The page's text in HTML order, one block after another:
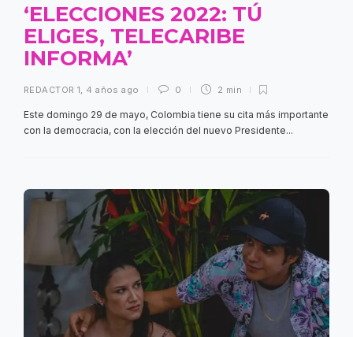
‘ELECCIONES 2022: TÚ
ELIGES, TELECARIBE
INFORMA’
REDACTOR 1, 4 años ago 0 2 min
Este domingo 29 de mayo, Colombia tiene su cita más importante
con la democracia, con la elección del nuevo Presidente...